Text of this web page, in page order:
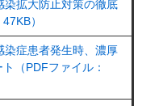
染拡大防止対策の徹底
）
染症患者発生時、濃厚
（PDFファイル：